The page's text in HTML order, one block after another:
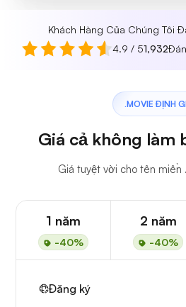
Khách Hàng Của Chúng Tôi
4.9 / 51,932
.MOVIE ĐỊNH
Giá cả không làm
Giá tuyệt vời cho tên miền
1 năm
-40%
2 năm
-40%
Đăng ký